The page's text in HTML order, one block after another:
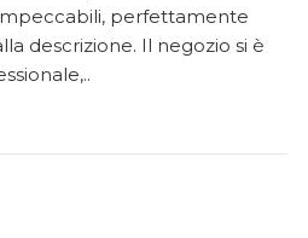
perfettamente
descrizione. Il negozio si è